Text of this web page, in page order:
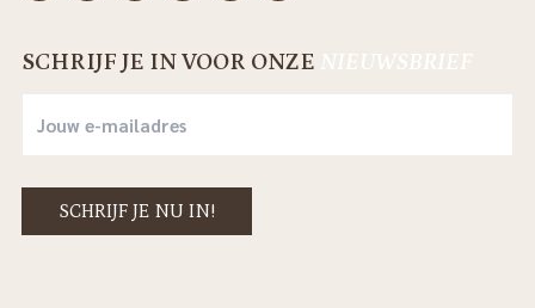
SCHRIJF JE IN VOOR ONZE NIEUWSBRIEF